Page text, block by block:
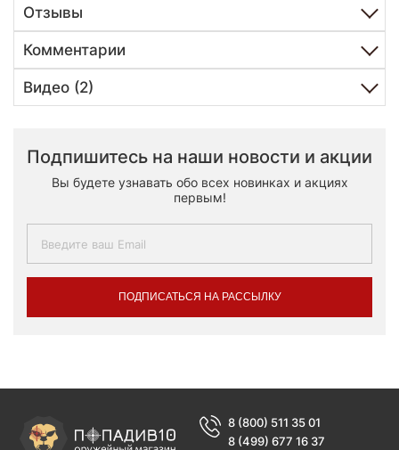
Отзывы
Комментарии
Видео (2)
Подпишитесь на наши новости и акции
Вы будете узнавать обо всех новинках и акциях
первым!
ПОДПИСАТЬСЯ НА РАССЫЛКУ
8 (800) 511 35 01
8 (499) 677 16 37